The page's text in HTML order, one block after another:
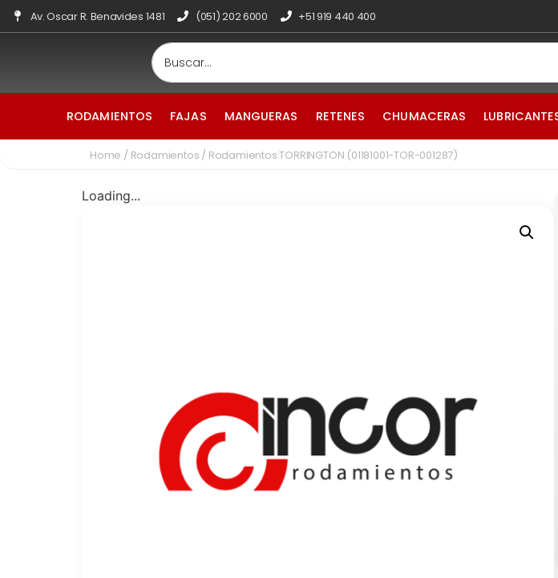
Av. Oscar R. Benavides 1481 (051) 202 6000 +51 919 440 400
RODAMIENTOS FAJAS MANGUERAS RETENES CHUMACERAS
Home / Rodamientos / Rodamientos TORRINGTON (01181001-TOR-001287)
Loading...